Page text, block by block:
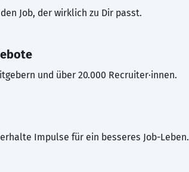
Job, der wirklich zu Dir passt.
und über 20.000 Recruiter·innen.
Impulse für ein besseres Job-Leben.